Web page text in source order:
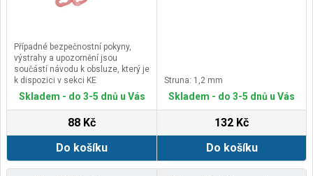
Případné bezpečnostní pokyny,
výstrahy a upozornění jsou
součástí návodu k obsluze, který je
k dispozici v sekci KE
STAŽENÍ.Kontaktní údaje výrobce /
dovozce / zplnomocněného
distributor, s.r.o. Šturmova 1307,
50601 Jičín, Czech Republicemail:
garland@garland.cz
Skladem - do 3-5 dnů u Vás
88 Kč
Do košíku
Struna: 1,2 mm
Skladem - do 3-5 dnů u Vás
132 Kč
Do košíku